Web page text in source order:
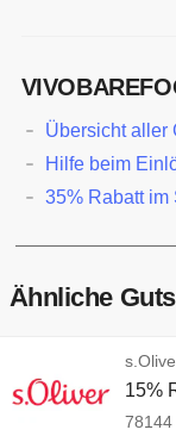
Übersicht aller
Hilfe beim
35% Rabatt im
Ähnliche
15%
78144